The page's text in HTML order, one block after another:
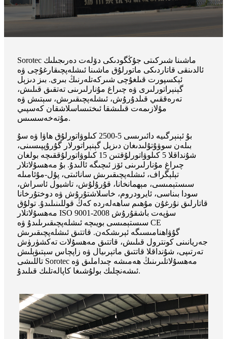
Sorotec ماشىنا شىركىتى جۇڭگودىكى دۆلەت دەرىجىلىك
ئالدىنقى قاتاردىكى ماتورلۇق ماشىنا ئىشلەپچىقارغۇچى ۋە
ئېكسپورت قىلغۇچى شىركەتلەرنىڭ بىرى. بىز دىزېل
گېنېراتورلىرى ۋە چىراغ مۇنارلىرىنى تەتقىق قىلىش،
تەرەققىي قىلدۇرۇش، ئىشلەپچىقىرىش، سېتىش ۋە
مۇلازىمەت قىلىشقا ئىختىساسلاشقان كەسپىي
مۇتەخەسسىس.
بۇ ئېنېرگىيە دائىرىسى 5-2500 كىلوۋاتورلۇق ھاۋا ۋە سۇ
بىلەن سوۋۇتۇلىدىغان دىزېل گېنېراتورلار گۇرۇپپىسىنى،
شۇنداقلا 5 كىلوۋاتورلۇقتىن 15 كىلوۋاتورلۇققىچە بولغان
چىراغ مۇنارلىرىنى ئۆز ئىچىگە ئالىدۇ. بۇ مەھسۇلاتلار
تېلېگراف، ئىشلەپچىقىرىش سانائىتى، پۇل-مۇئامىلە
سىستېمىسى، مېھمانخانا، قۇرۇلۇش، تاشيول ئاسراش،
سودا بىناسى، ئايرودروم، خاسلاشتۇرۇش ۋە دوختۇرخانا
قاتارلىق نۇرغۇن مۇھىم ساھەلەردە كەڭ قوللىنىلىدۇ. تولۇق
مەھسۇلاتلار ISO 9001-2008 سۈپەت باشقۇرۇش
سىستېمىسى بويىچە ئىشلەپچىقىرىلىدۇ ۋە CE
گۇۋاھنامىسىگە ئېرىشكەن. قاتتىق ئىشلەپچىقىرىش
جەريانىنى كونترول قىلىش، قاتتىق مەھسۇلات تەكشۈرۈش
تەرتىپى، شۇنداقلا قاتتىق ماتېرىيال ۋە زاپچاس سېتىۋېلىش
تاللىشى Sorotec مەھسۇلاتلىرىنىڭ ھەمىشە چىداملىق ۋە
ئىشەنچلىك بولۇشىغا كاپالەتلىك قىلىدۇ.